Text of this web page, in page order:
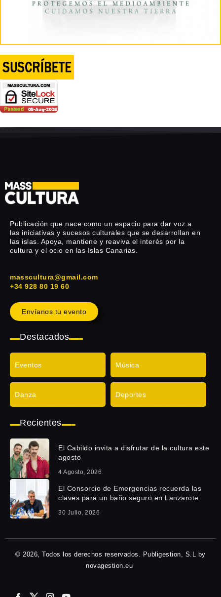
Publicación que nace como un espacio para dar voz a
las iniciativas y sucesos culturales que se desarrollan en
las islas. Apoya, mantiene y reaviva el interés por la
cultura y el ocio en las Islas Canarias.
masscultura@gmail.com
+34 928 80 19 60
Envíanos tu evento
Destacados
Eventos Música
Danza Deportes
Recientes
El Cabildo invita a disfrutar de la cultura este
agosto
4 Agosto, 2026
El Consorcio de Emergencias recuerda las
claves para un baño seguro en Lanzarote
30 Julio, 2026
© 2026, Todos los derechos reservados. Publigestion, S.L by
novagestion.eu